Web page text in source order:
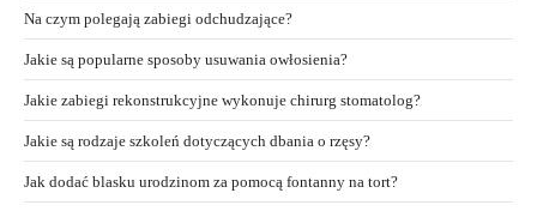
Na czym polegają zabiegi odchudzające?
Jakie są popularne sposoby usuwania owłosienia?
Jakie zabiegi rekonstrukcyjne wykonuje chirurg stomatolog?
Jakie są rodzaje szkoleń dotyczących dbania o rzęsy?
Jak dodać blasku urodzinom za pomocą fontanny na tort?